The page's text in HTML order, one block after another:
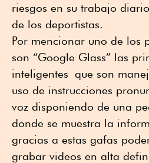
riesgos en su trabajo
de los deportistas.
Por mencionar uno de los
son “Google Glass” las
inteligentes que son
uso de instrucciones
voz disponiendo de una
donde se muestra la
gracias a estas gafas
grabar videos en alta